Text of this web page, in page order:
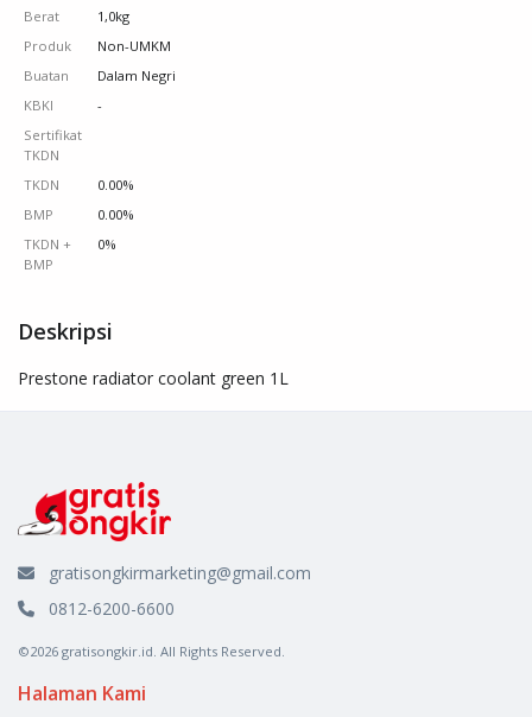
Berat
1,0kg
Produk
Non-UMKM
Buatan
Dalam Negri
KBKI
-
Sertifikat
TKDN
TKDN
0.00%
BMP
0.00%
TKDN +
BMP
0%
Deskripsi
Prestone radiator coolant green 1L
gratisongkirmarketing@gmail.com
0812-6200-6600
©2026 gratisongkir.id. All Rights Reserved.
Halaman Kami